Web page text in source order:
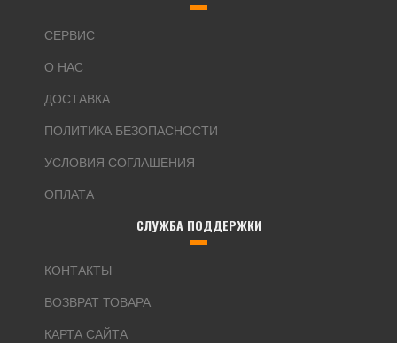
СЕРВИС
О НАС
ДОСТАВКА
ПОЛИТИКА БЕЗОПАСНОСТИ
УСЛОВИЯ СОГЛАШЕНИЯ
ОПЛАТА
СЛУЖБА ПОДДЕРЖКИ
КОНТАКТЫ
ВОЗВРАТ ТОВАРА
КАРТА САЙТА